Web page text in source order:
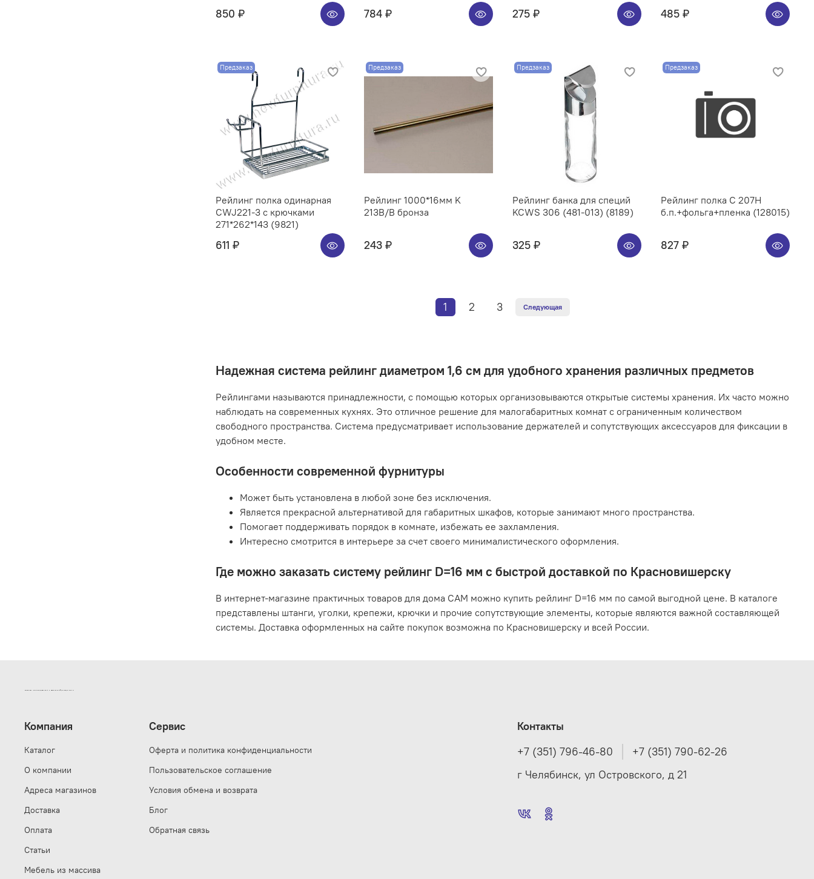
850 ₽ 784 ₽ 275 ₽ 485 ₽
Предзаказ
Рейлинг полка одинарная
CWJ221-3 с крючками
271*262*143 (9821)
611 ₽
Предзаказ
Рейлинг 1000*16мм K
213B/B бронза
243 ₽
Предзаказ
Рейлинг банка для специй
KCWS 306 (481-013) (8189)
325 ₽
Предзаказ
Рейлинг полка C 207H
б.п.+фольга+пленка (128015)
827 ₽
1 2 3 Следующая
Надежная система рейлинг диаметром 1,6 см для удобного хранения различных предметов
Рейлингами называются принадлежности, с помощью которых организовываются открытые системы хранения. Их часто можно
наблюдать на современных кухнях. Это отличное решение для малогабаритных комнат с ограниченным количеством
свободного пространства. Система предусматривает использование держателей и сопутствующих аксессуаров для фиксации в
удобном месте.
Особенности современной фурнитуры
Может быть установлена в любой зоне без исключения.
Является прекрасной альтернативой для габаритных шкафов, которые занимают много пространства.
Помогает поддерживать порядок в комнате, избежать ее захламления.
Интересно смотрится в интерьере за счет своего минималистического оформления.
Где можно заказать систему рейлинг D=16 мм с быстрой доставкой по Красновишерску
В интернет-магазине практичных товаров для дома САМ можно купить рейлинг D=16 мм по самой выгодной цене. В каталоге
представлены штанги, уголки, крепежи, крючки и прочие сопутствующие элементы, которые являются важной составляющей
системы. Доставка оформленных на сайте покупок возможна по Красновишерску и всей России.
ИНТЕРНЕТ-МАГАЗИН ДВЕРНОЙ И МЕБЕЛЬНОЙ ФУРНИТУРЫ САМ
Компания
Каталог
О компании
Адреса магазинов
Доставка
Оплата
Статьи
Мебель из массива
Сервис
Оферта и политика конфиденциальности
Пользовательское соглашение
Условия обмена и возврата
Блог
Обратная связь
Контакты
+7 (351) 796-46-80
+7 (351) 790-62-26
г Челябинск, ул Островского, д 21